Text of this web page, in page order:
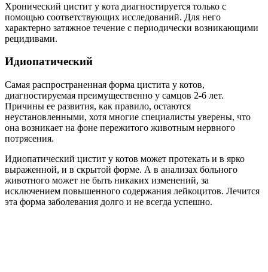
Хронический цистит у кота диагностируется только с
помощью соответствующих исследований. Для него
характерно затяжное течение с периодически возникающими
рецидивами.
Идиопатический
Самая распространенная форма цистита у котов,
диагностируемая преимущественно у самцов 2-6 лет.
Причины ее развития, как правило, остаются
неустановленными, хотя многие специалисты уверены, что
она возникает на фоне пережитого животным нервного
потрясения.
Идиопатический цистит у котов может протекать и в ярко
выраженной, и в скрытой форме. А в анализах больного
животного может не быть никаких изменений, за
исключением повышенного содержания лейкоцитов. Лечится
эта форма заболевания долго и не всегда успешно.